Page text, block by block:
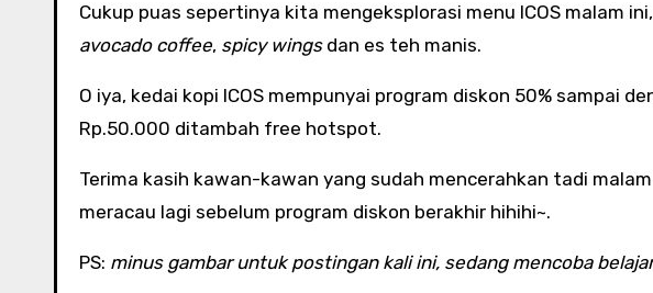
Cukup puas sepertinya kita mengeksplorasi menu ICOS malam
avocado coffee, spicy wingsdan es teh manis.
O iya, kedai kopi ICOS mempunyai program diskon 50% sampai
Rp.50.000 ditambah free hotspot.
Terima kasih kawan-kawan yang sudah mencerahkan tadi
meracau lagi sebelum program diskon berakhir hihihi~.
PS: minus gambar untuk postingan kali ini, sedang mencoba